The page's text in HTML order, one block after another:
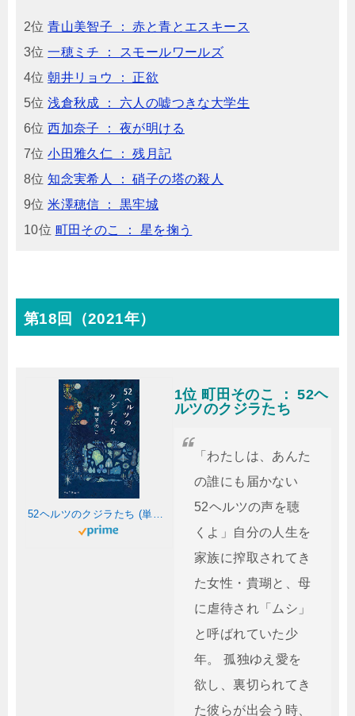
2位青山美智子 ： 赤と青とエスキース
3位一穂ミチ ： スモールワールズ
4位朝井リョウ ： 正欲
5位浅倉秋成 ： 六人の嘘つきな大学生
6位西加奈子 ： 夜が明ける
7位小田雅久仁 ： 残月記
8位知念実希人 ： 硝子の塔の殺人
9位米澤穂信 ： 黒牢城
10位 町田そのこ ： 星を掬う
第18回（2021年）
52ヘルツのクジラたち (単行本)
1位 町田そのこ ： 52ヘ
ルツのクジラたち
「わたしは、あんた
の誰にも届かない
52ヘルツの声を聴
くよ」自分の人生を
家族に搾取されてき
た女性・貴瑚と、母
に虐待され「ムシ」
と呼ばれていた少
年。 孤独ゆえ愛を
欲し、裏切られてき
た彼らが出会う時、